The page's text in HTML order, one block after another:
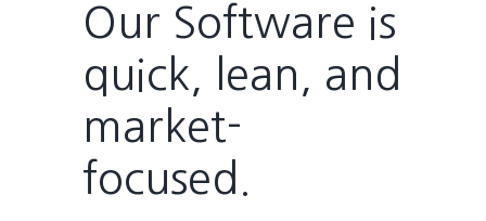
Our Software is
quick, lean, and
market-
focused.